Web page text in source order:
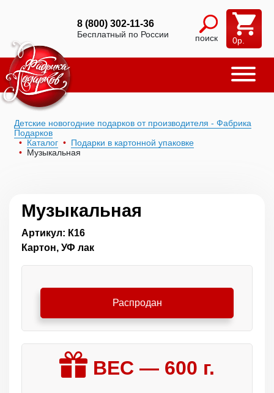
8 (800) 302-11-36
Бесплатный по России поиск 0р.
Детские новогодние подарков от производителя - Фабрика
Подарков
Каталог
Подарки в картонной упаковке
Музыкальная
Музыкальная
Артикул: К16
Картон, УФ лак
Распродан
ВЕС — 600 г.